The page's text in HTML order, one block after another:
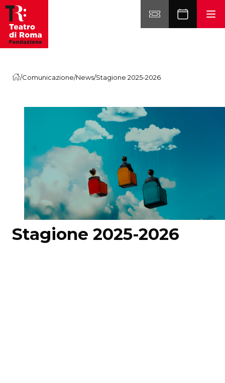
Vai al contenuto
/Comunicazione/News/Stagione 2025-2026
Stagione 2025-2026